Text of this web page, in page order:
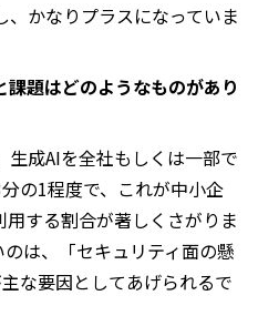
かなりプラスになっていま
題はどのようなものがあり
生成AIを全社もしくは一部で
の1程度で、これが中小企
する割合が著しくさがりま
は、「セキュリティ面の懸
な要因としてあげられるで